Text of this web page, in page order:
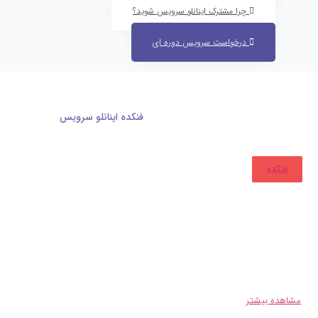
چرا مشترک اینانلو سرویس شوید؟
درخواست سرویس دوره ای
فنکده اینانلو سرویس
فنکده
مشاهده بیشتر